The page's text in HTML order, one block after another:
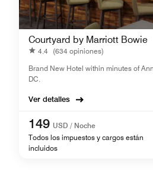
Courtyard by Marriott Bowie
4.4 (634 opiniones)
Brand New Hotel within minutes of
DC.
Ver detalles
149 USD / Noche
Todos los impuestos y cargos están
incluidos